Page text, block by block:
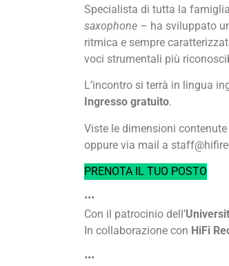
Specialista di tutta la
saxophone – ha sviluppato
ritmica e sempre
voci strumentali più
L’incontro si terrà in lingua
Ingresso gratuito.
Viste le dimensioni
oppure via mail a
PRENOTA IL TUO POSTO
•••
Con il patrocinio dell’
In collaborazione con HiFi
•••